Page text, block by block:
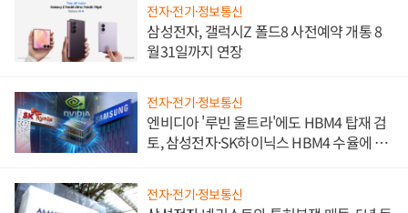
전자·전기·정보통신
삼성전자, 갤럭시Z 폴드8 사전예약 개통 8
월31일까지 연장
전자·전기·정보통신
엔비디아 '루빈 울트라'에도 HBM4 탑재 검
토, 삼성전자·SK하이닉스 HBM4 수율에 주
전자·전기·정보통신